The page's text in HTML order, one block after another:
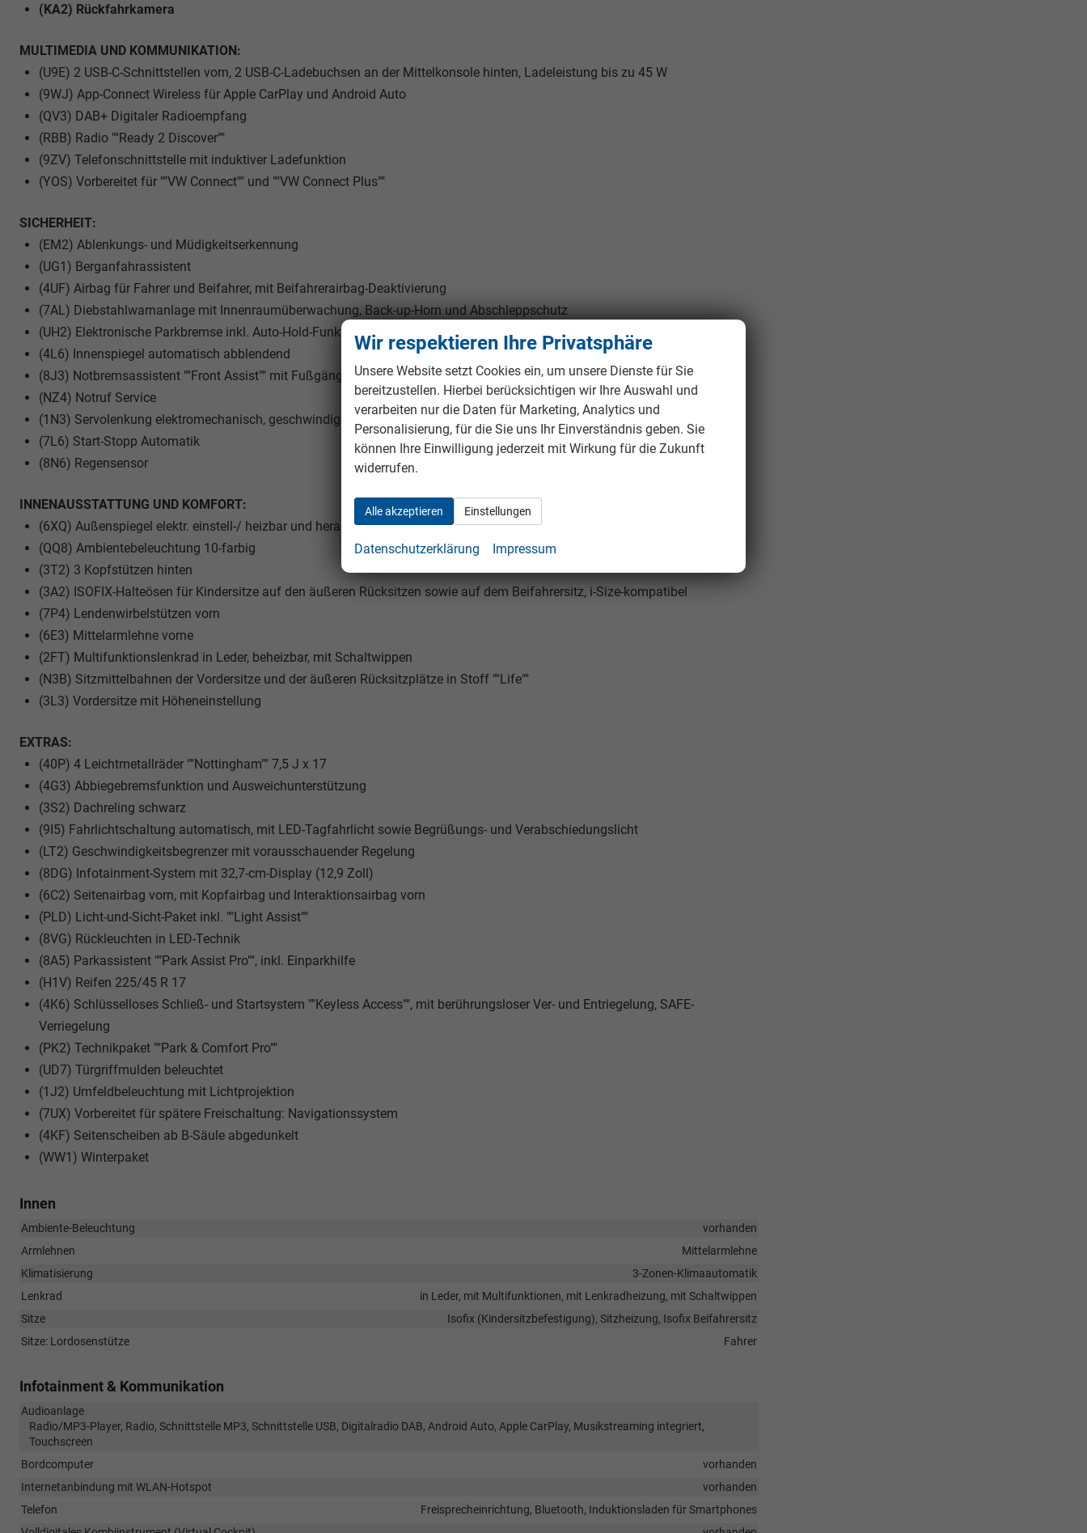
(KA2) Rückfahrkamera
MULTIMEDIA UND KOMMUNIKATION:
(U9E) 2 USB-C-Schnittstellen vorn, 2 USB-C-Ladebuchsen an der Mittelkonsole hinten, Ladeleistung bis zu 45 W
(9WJ) App-Connect Wireless für Apple CarPlay und Android Auto
(QV3) DAB+ Digitaler Radioempfang
(RBB) Radio ""Ready 2 Discover""
(9ZV) Telefonschnittstelle mit induktiver Ladefunktion
(YOS) Vorbereitet für ""VW Connect"" und ""VW Connect Plus""
SICHERHEIT:
(EM2) Ablenkungs- und Müdigkeitserkennung
(UG1) Berganfahrassistent
(4UF) Airbag für Fahrer und Beifahrer, mit Beifahrerairbag-Deaktivierung
(7AL) Diebstahlwarnanlage mit Innenraumüberwachung, Back-up-Horn und Abschleppschutz
(UH2) Elektronische Parkbremse inkl. Auto-Hold-Funktion
(4L6) Innenspiegel automatisch abblendend
(8J3) Notbremsassistent ""Front Assist"" mit Fußgänger- und Radfahrererkennung
(NZ4) Notruf Service
(1N3) Servolenkung elektromechanisch, geschwindigkeitsabhängig geregelt
(7L6) Start-Stopp Automatik
(8N6) Regensensor
INNENAUSSTATTUNG UND KOMFORT:
(6XQ) Außenspiegel elektr. einstell-/ heizbar und heranklappbar
(QQ8) Ambientebeleuchtung 10-farbig
(3T2) 3 Kopfstützen hinten
(3A2) ISOFIX-Halteösen für Kindersitze auf den äußeren Rücksitzen sowie auf dem Beifahrersitz, i-Size-kompatibel
(7P4) Lendenwirbelstützen vorn
(6E3) Mittelarmlehne vorne
(2FT) Multifunktionslenkrad in Leder, beheizbar, mit Schaltwippen
(N3B) Sitzmittelbahnen der Vordersitze und der äußeren Rücksitzplätze in Stoff ""Life""
(3L3) Vordersitze mit Höheneinstellung
EXTRAS:
(40P) 4 Leichtmetallräder ""Nottingham"" 7,5 J x 17
(4G3) Abbiegebremsfunktion und Ausweichunterstützung
(3S2) Dachreling schwarz
(9I5) Fahrlichtschaltung automatisch, mit LED-Tagfahrlicht sowie Begrüßungs- und Verabschiedungslicht
(LT2) Geschwindigkeitsbegrenzer mit vorausschauender Regelung
(8DG) Infotainment-System mit 32,7-cm-Display (12,9 Zoll)
(6C2) Seitenairbag vorn, mit Kopfairbag und Interaktionsairbag vorn
(PLD) Licht-und-Sicht-Paket inkl. ""Light Assist""
(8VG) Rückleuchten in LED-Technik
(8A5) Parkassistent ""Park Assist Pro"", inkl. Einparkhilfe
(H1V) Reifen 225/45 R 17
(4K6) Schlüsselloses Schließ- und Startsystem ""Keyless Access"", mit berührungsloser Ver- und Entriegelung, SAFE-
Verriegelung
(PK2) Technikpaket ""Park & Comfort Pro""
(UD7) Türgriffmulden beleuchtet
(1J2) Umfeldbeleuchtung mit Lichtprojektion
(7UX) Vorbereitet für spätere Freischaltung: Navigationssystem
(4KF) Seitenscheiben ab B-Säule abgedunkelt
(WW1) Winterpaket
Innen
Ambiente-Beleuchtung
vorhanden
Armlehnen
Mittelarmlehne
Klimatisierung
3-Zonen-Klimaautomatik
Lenkrad
in Leder, mit Multifunktionen, mit Lenkradheizung, mit Schaltwippen
Sitze
Isofix (Kindersitzbefestigung), Sitzheizung, Isofix Beifahrersitz
Sitze: Lordosenstütze
Fahrer
Infotainment & Kommunikation
Audioanlage
Radio/MP3-Player, Radio, Schnittstelle MP3, Schnittstelle USB, Digitalradio DAB, Android Auto, Apple CarPlay, Musikstreaming integriert,
Touchscreen
Bordcomputer
vorhanden
Internetanbindung mit WLAN-Hotspot
vorhanden
Telefon
Freisprecheinrichtung, Bluetooth, Induktionsladen für Smartphones
Wir respektieren Ihre Privatsphäre
Unsere Website setzt Cookies ein, um unsere Dienste für Sie
bereitzustellen. Hierbei berücksichtigen wir Ihre Auswahl und
verarbeiten nur die Daten für Marketing, Analytics und
Personalisierung, für die Sie uns Ihr Einverständnis geben. Sie
können Ihre Einwilligung jederzeit mit Wirkung für die Zukunft
widerrufen.
Alle akzeptieren Einstellungen
Datenschutzerklärung Impressum